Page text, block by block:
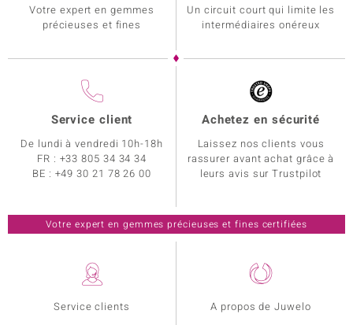
Service clients
A propos de Juwelo
Votre expert en gemmes
précieuses et fines
Un circuit court qui limite les
intermédiaires onéreux
Service client
De lundi à vendredi 10h-18h
FR : +33 805 34 34 34
BE : +49 30 21 78 26 00
Achetez en sécurité
Laissez nos clients vous
rassurer avant achat grâce à
leurs avis sur Trustpilot
Votre expert en gemmes précieuses et fines certifiées